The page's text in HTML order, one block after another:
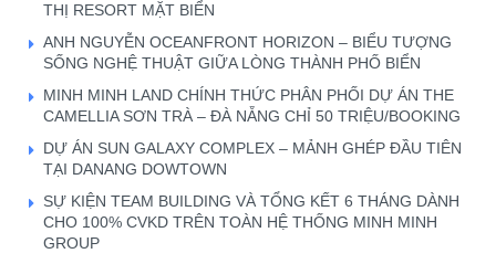
THỊ RESORT MẶT BIỂN
ANH NGUYỄN OCEANFRONT HORIZON – BIỂU TƯỢNG
SỐNG NGHỆ THUẬT GIỮA LÒNG THÀNH PHỐ BIỂN
MINH MINH LAND CHÍNH THỨC PHÂN PHỐI DỰ ÁN THE
CAMELLIA SƠN TRÀ – ĐÀ NẴNG CHỈ 50 TRIỆU/BOOKING
DỰ ÁN SUN GALAXY COMPLEX – MẢNH GHÉP ĐẦU TIÊN
TẠI DANANG DOWTOWN
SỰ KIỆN TEAM BUILDING VÀ TỔNG KẾT 6 THÁNG DÀNH
CHO 100% CVKD TRÊN TOÀN HỆ THỐNG MINH MINH
GROUP